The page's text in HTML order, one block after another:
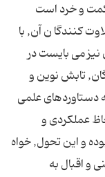
و خرد است
كنندگا ن آن, با
مى بایست در
تابش نوین و
دستاوردهاى علمى
عملكردى و
و این تحول, خواه
و اقبال به